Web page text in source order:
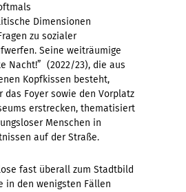
Dimensionen
zu sozialer
Seine weiträumige
Nacht!” (2022/23), die aus
Kopfkissen besteht,
das Foyer sowie den Vorplatz
erstrecken, thematisiert
Menschen in
auf der Straße.
fast überall zum Stadtbild
in den wenigsten Fällen